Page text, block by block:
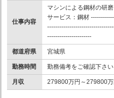
仕事内容
マシンによる鋼材の研
サービス：鋼材
----------------------
都道府県 宮城県
勤務時間 勤務備考をご確認下さい
月収 279800万円～279800万